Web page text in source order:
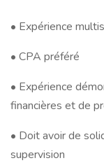
• Expérience
• CPA préféré
• Expérience
financières et de
• Doit avoir de
supervision